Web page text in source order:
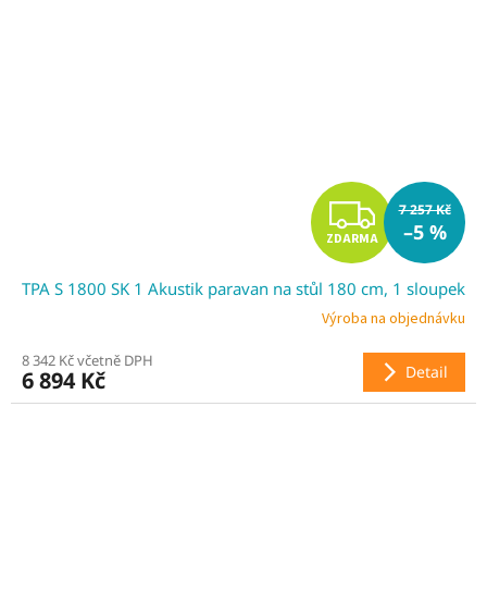
Z
D
A
R
M
ZDARMA
7 257 Kč
–5 %
TPA S 1800 SK 1 Akustik paravan na stůl 180 cm, 1 sloupek
Výroba na objednávku
8 342 Kč včetně DPH
6 894 Kč Detail